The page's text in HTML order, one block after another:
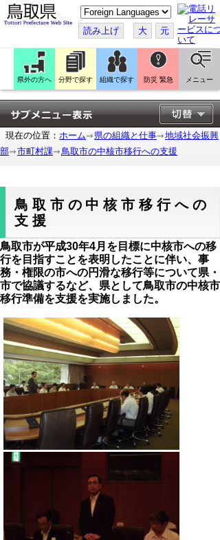
こ
の
ペ
ー
ジ
翻
訳
す
る
読み上げ 大 元
県外の方へ 分野で探す 組織で探す 防災 緊急 メニュー
現在の位置： ホーム 県の組織と仕事
地域社会振興
部
市町村課 鳥取市の中核市移行への支援
鳥取市の中核市移行への
支援
鳥取市が平成30年4月を目標に中核市への移
行を目指すことを表明したことに伴い、事
務・権限の市への円滑な移行等について県・
市で協議するなど、県として鳥取市の中核市
移行準備を支援を実施しました。